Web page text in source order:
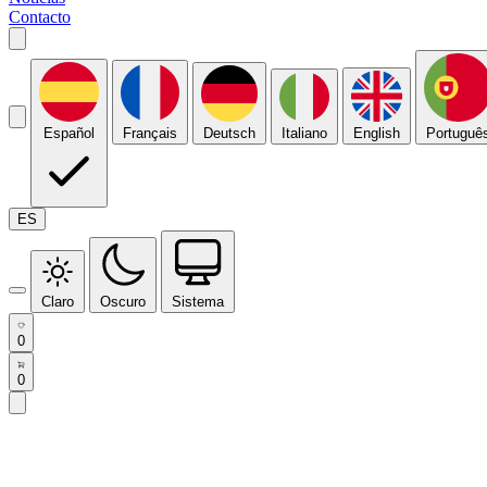
Contacto
Español Français Deutsch Italiano English
ES
Claro Oscuro Sistema
0
0